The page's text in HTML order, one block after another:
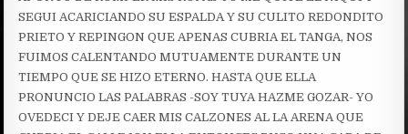
SEGUI ACARICIANDO SU ESPALDA Y SU CULITO REDONDITO
PRIETO Y REPINGON QUE APENAS CUBRIA EL TANGA, NOS
FUIMOS CALENTANDO MUTUAMENTE DURANTE UN
TIEMPO QUE SE HIZO ETERNO. HASTA QUE ELLA
PRONUNCIO LAS PALABRAS -SOY TUYA HAZME GOZAR- YO
OVEDECI Y DEJE CAER MIS CALZONES AL LA ARENA QUE